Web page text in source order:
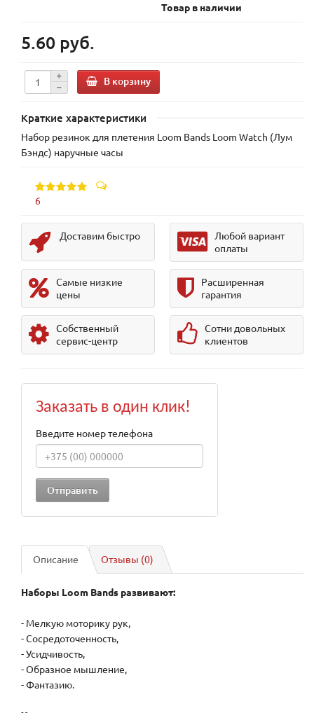
Товар в наличии
5.60 руб.
В корзину
Краткие характеристики
Набор резинок для плетения Loom Bands Loom Watch (Лум
Бэндс) наручные часы
6
Доставим быстро
Любой вариант
оплаты
Самые низкие
цены
Расширенная
гарантия
Собственный
сервис-центр
Сотни довольных
клиентов
Заказать в один клик!
Введите номер телефона
Описание Отзывы (0)
Наборы Loom Bands развивают:
- Мелкую моторику рук,
- Сосредоточенность,
- Усидчивость,
- Образное мышление,
- Фантазию.